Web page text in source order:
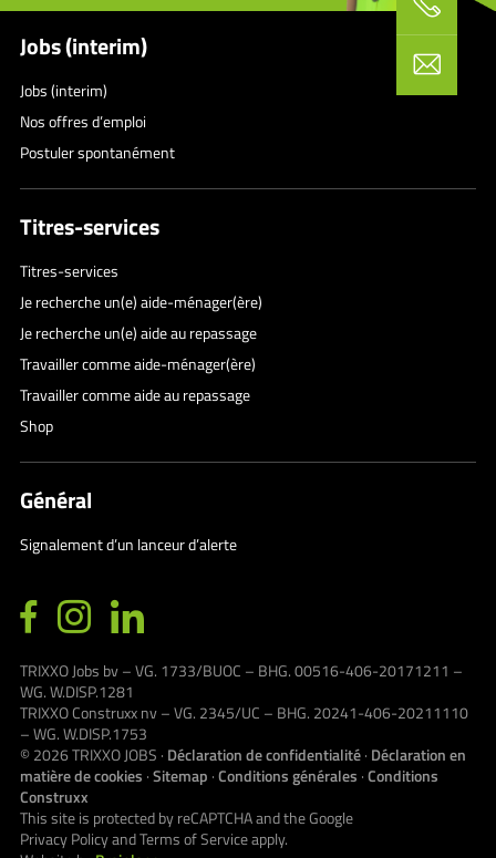
Jobs (interim)
Jobs (interim)
Nos offres d’emploi
Postuler spontanément
Titres-services
Titres-services
Je recherche un(e) aide-ménager(ère)
Je recherche un(e) aide au repassage
Travailler comme aide-ménager(ère)
Travailler comme aide au repassage
Shop
Général
Signalement d’un lanceur d’alerte
TRIXXO Jobs bv – VG. 1733/BUOC – BHG. 00516-406-20171211 –
WG. W.DISP.1281
TRIXXO Construxx nv – VG. 2345/UC – BHG. 20241-406-20211110
– WG. W.DISP.1753
© 2026TRIXXO JOBS · Déclaration de confidentialité· Déclaration en
matière de cookies ·Sitemap ·Conditions générales ·Conditions
Construxx
This site is protected by reCAPTCHA and the Google
Privacy PolicyandTerms of Serviceapply.